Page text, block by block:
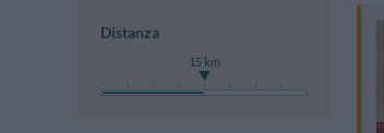
Distanza
15 km